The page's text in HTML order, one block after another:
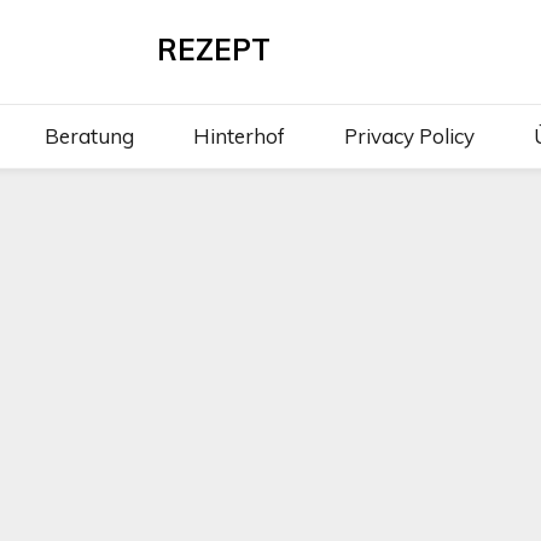
REZEPT
Beratung Hinterhof Privacy Policy